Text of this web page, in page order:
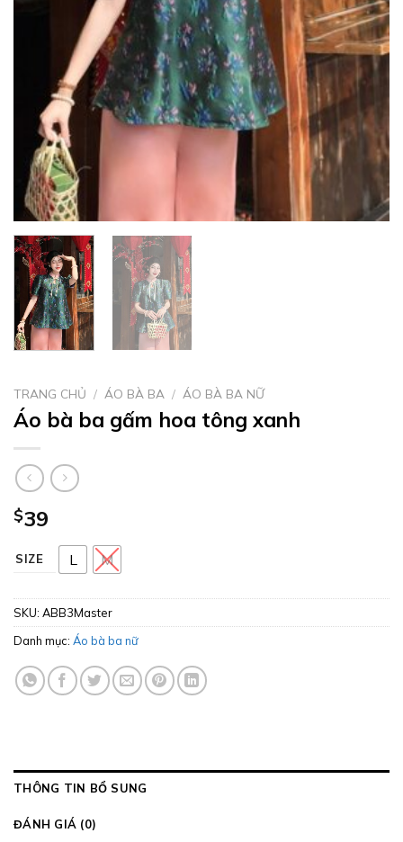
TRANG CHỦ / ÁO BÀ BA / ÁO BÀ BA NỮ
Áo bà ba gấm hoa tông xanh
$39
SIZE L M
SKU: ABB3Master
Danh mục: Áo bà ba nữ
THÔNG TIN BỔ SUNG
ĐÁNH GIÁ (0)